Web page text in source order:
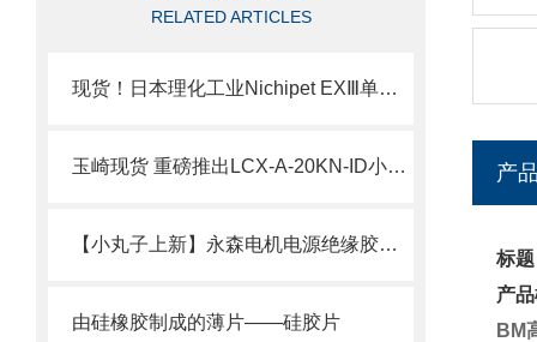
RELATED ARTICLES
现货！日本理化工业Nichipet EXⅢ单道可调移液器技术介绍
玉崎现货 重磅推出LCX-A-20KN-ID小型压缩式载荷传感器
【小丸子上新】永森电机电源绝缘胶套50AMP现货
由硅橡胶制成的薄片——硅胶片
产
标
产
BM